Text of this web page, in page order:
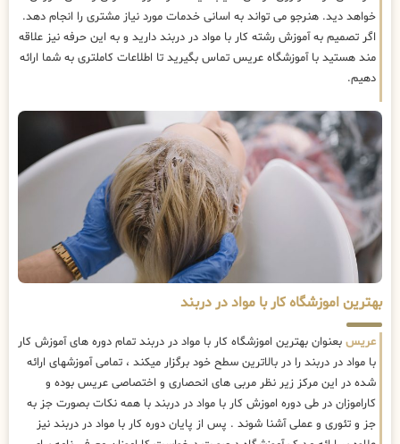
خواهد دید. هنرجو می تواند به اسانی خدمات مورد نیاز مشتری را انجام دهد.
اگر تصمیم به آموزش رشته کار با مواد در دربند دارید و به این حرفه نیز علاقه
مند هستید با آموزشگاه عریس تماس بگیرید تا اطلاعات کاملتری به شما ارائه
دهیم.
بهترین اموزشگاه کار با مواد در دربند
عریس بعنوان بهترین اموزشگاه کار با مواد در دربند تمام دوره های آموزش کار
با مواد در دربند را در بالاترین سطح خود برگزار میکند ، تمامی آموزشهای ارائه
شده در این مرکز زیر نظر مربی های انحصاری و اختصاصی عریس بوده و
کاراموزان در طی دوره اموزش کار با مواد در دربند با همه نکات بصورت جز به
جز و تئوری و عملی آشنا شوند . پس از پایان دوره کار با مواد در دربند نیز